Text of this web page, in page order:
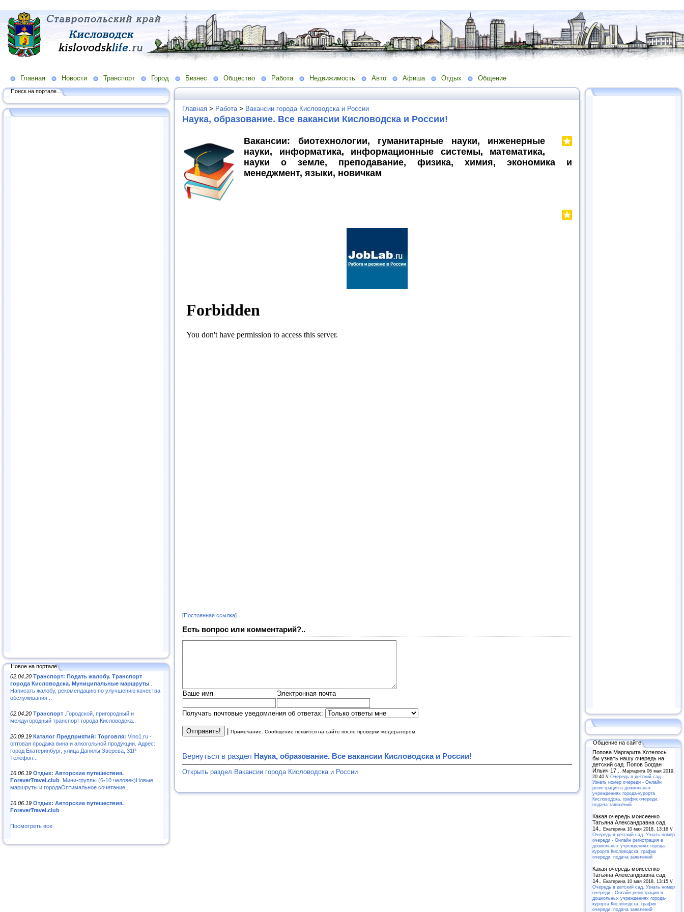
Главная Новости Транспорт Город Бизнес Общество Работа Недвижимость Авто Афиша Отдых Общение
Поиск на портале...
Новое на портале
02.04.20 Транспорт: Подать жалобу. Транспорт
города Кисловодска. Муниципальные маршруты
Написать жалобу, рекомендацию по улучшению качества
обслуживания ..
02.04.20 Транспорт .Городской, пригородный и
междугородный транспорт города Кисловодска..
20.09.19 Каталог Предприятий: Торговля: Vino1.ru -
оптовая продажа вина и алкогольной продукции. Адрес:
город Екатеринбург, улица Данилы Зверева, 31Р
Телефон:..
16.06.19 Отдых: Авторские путешествия.
ForeverTravel.club .Мини-группы (6-10 человек)Новые
маршруты и городаОптимальное сочетание..
16.06.19 Отдых: Авторские путешествия.
ForeverTravel.club
Посмотреть все
Главная > Работа > Вакансии города Кисловодска и России
Наука, образование. Все вакансии Кисловодска и России!
Вакансии: биотехнологии, гуманитарные науки, инженерные
науки, информатика, информационные системы, математика,
науки о земле, преподавание, физика, химия, экономика и
менеджмент, языки, новичкам
[Постоянная ссылка]
Есть вопрос или комментарий?..
Ваше имя Электронная почта
Получать почтовые уведомления об ответах:
Примечание. Сообщение появится на сайте после проверки модератором.
Вернуться в раздел Наука, образование. Все вакансии Кисловодска и России!
Открыть раздел Вакансии города Кисловодска и России
Общение на сайте
Попова Маргарита.Хотелось
бы узнать нашу очередь на
детский сад. Попов Богдан
Ильич 17... Маргарита 06 мая 2019,
20:40 // Очередь в детский сад.
Узнать номер очереди - Онлайн
регистрация в дошкольных
учреждениях города-курорта
Кисловодска, график очереди,
подача заявлений
Какая очередь моисеенко
Татьяна Александравна сад
14.. Екатерина 10 мая 2018, 13:16 //
Очередь в детский сад. Узнать номер
очереди - Онлайн регистрация в
дошкольных учреждениях города-
курорта Кисловодска, график
очереди, подача заявлений
Какая очередь моисеенко
Татьяна Александравна сад
14.. Екатерина 10 мая 2018, 13:15 //
Очередь в детский сад. Узнать номер
очереди - Онлайн регистрация в
дошкольных учреждениях города-
курорта Кисловодска, график
очереди, подача заявлений